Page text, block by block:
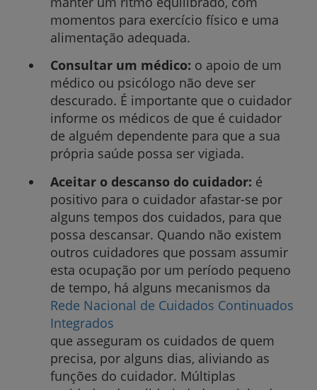
momentos para exercício físico e uma
alimentação adequada.
Consultar um médico: o apoio de um
médico ou psicólogo não deve ser
descurado. É importante que o cuidador
informe os médicos de que é cuidador
de alguém dependente para que a sua
própria saúde possa ser vigiada.
Aceitar o descanso do cuidador: é
positivo para o cuidador afastar-se por
alguns tempos dos cuidados, para que
possa descansar. Quando não existem
outros cuidadores que possam assumir
esta ocupação por um período pequeno
de tempo, há alguns mecanismos da
Rede Nacional de Cuidados Continuados
Integrados
que asseguram os cuidados de quem
precisa, por alguns dias, aliviando as
funções do cuidador. Múltiplas